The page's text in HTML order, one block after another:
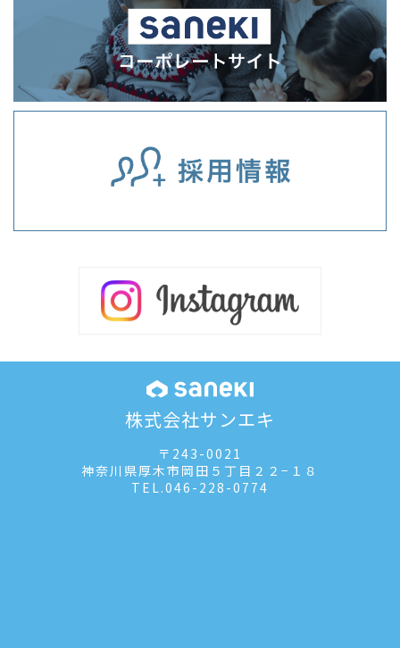
株式会社サンエキ
〒243-0021
神奈川県厚木市岡田５丁目２２−１８
TEL.046-228-0774